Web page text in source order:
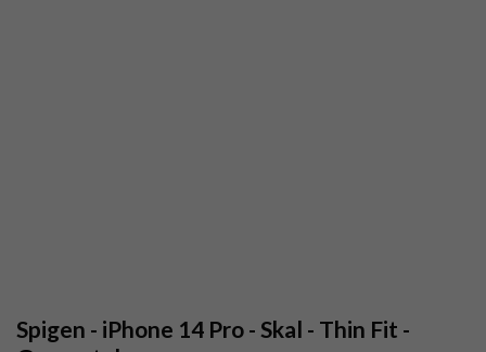
Spigen - iPhone 14 Pro - Skal - Thin Fit -